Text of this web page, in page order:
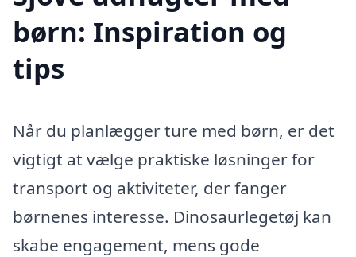
børn: Inspiration og
tips
Når du planlægger ture med børn, er det
vigtigt at vælge praktiske løsninger for
transport og aktiviteter, der fanger
børnenes interesse. Dinosaurlegetøj kan
skabe engagement, mens gode